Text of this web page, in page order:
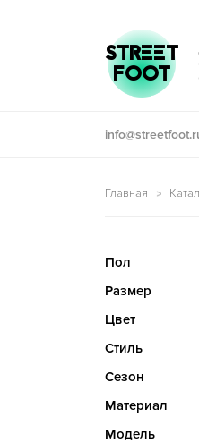
Перейти к
Перейти к
STREET
FOOT
Главная
Пол
Размер
Цвет
Стиль
Сезон
Материал
Модель